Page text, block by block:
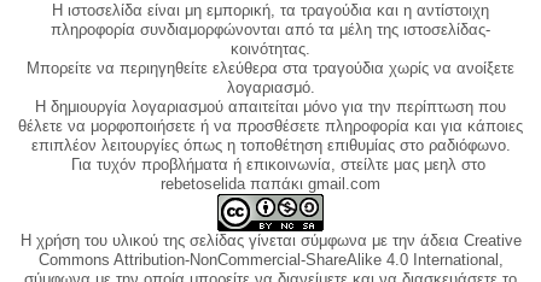
Η ιστοσελίδα είναι μη εμπορική, τα τραγούδια και η αντίστοιχη
πληροφορία συνδιαμορφώνονται από τα μέλη της ιστοσελίδας-
κοινότητας.
Μπορείτε να περιηγηθείτε ελεύθερα στα τραγούδια χωρίς να ανοίξετε
λογαριασμό.
Η δημιουργία λογαριασμού απαιτείται μόνο για την περίπτωση που
θέλετε να μορφοποιήσετε ή να προσθέσετε πληροφορία και για κάποιες
επιπλέον λειτουργίες όπως η τοποθέτηση επιθυμίας στο ραδιόφωνο.
Για τυχόν προβλήματα ή επικοινωνία, στείλτε μας μεηλ στο
rebetoselida παπάκι gmail.com
Η χρήση του υλικού της σελίδας γίνεται σύμφωνα με την άδεια Creative
Commons Attribution-NonCommercial-ShareAlike 4.0 International,